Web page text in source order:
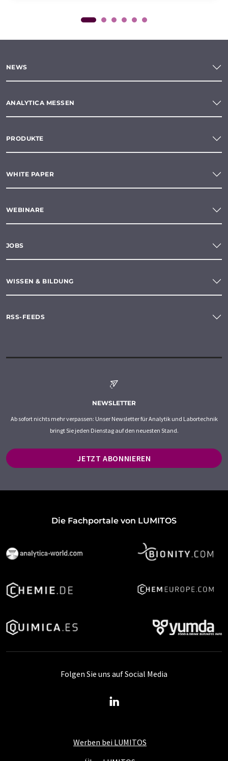
NEWS
ANALYTICA MESSEN
PRODUKTE
WHITE PAPER
WEBINARE
JOBS
WISSEN & BILDUNG
RSS-FEEDS
NEWSLETTER
Ab sofort nichts mehr verpassen: Unser Newsletter für Analytik und Labortechnik
bringt Sie jeden Dienstag auf den neuesten Stand.
JETZT ABONNIEREN
Die Fachportale von LUMITOS
Werben bei LUMITOS
Folgen Sie uns auf Social Media